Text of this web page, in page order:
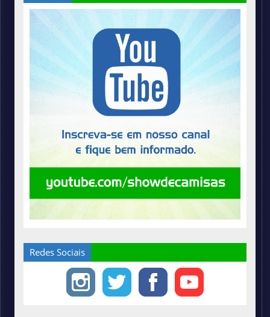
Redes Sociais